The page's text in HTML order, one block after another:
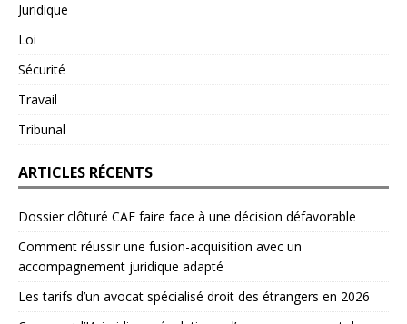
Juridique
Loi
Sécurité
Travail
Tribunal
ARTICLES RÉCENTS
Dossier clôturé CAF faire face à une décision défavorable
Comment réussir une fusion-acquisition avec un
accompagnement juridique adapté
Les tarifs d’un avocat spécialisé droit des étrangers en 2026